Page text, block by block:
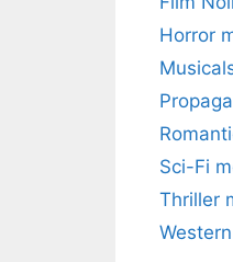
Horror
Sci-Fi
Thriller